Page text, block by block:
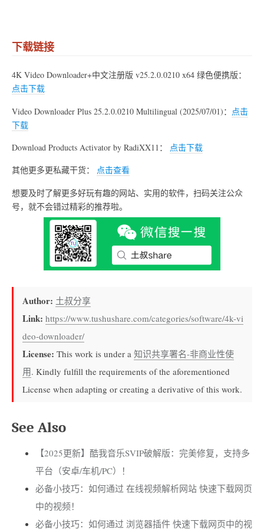
下载链接
4K Video Downloader+中文注册版 v25.2.0.0210 x64 绿色便携版：
点击下载
Video Downloader Plus 25.2.0.0210 Multilingual (2025/07/01)： 点击
下载
Download Products Activator by RadiXX11： 点击下载
其他更多更私藏干货： 点击查看
想要及时了解更多好玩有趣的网站、实用的软件，扫码关注公众
号，就不会错过精彩的推荐啦。
Author: 土叔分享
Link: https://www.tushushare.com/categories/software/4k-vi
deo-downloader/
License: This work is under a 知识共享署名-非商业性使
用. Kindly fulfill the requirements of the aforementioned
License when adapting or creating a derivative of this work.
See Also
【2025更新】酷我音乐SVIP破解版：完美修复，支持多
平台（安卓/车机/PC）！
必备小技巧：如何通过 在线视频解析网站 快速下载网页
中的视频！
必备小技巧：如何通过 浏览器插件 快速下载网页中的视